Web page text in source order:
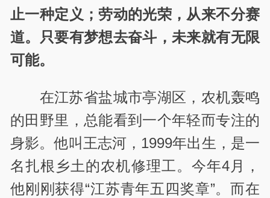
止一种定义；劳动的光荣，从来不分赛
道。只要有梦想去奋斗，未来就有无限
可能。
在江苏省盐城市亭湖区，农机轰鸣
的田野里，总能看到一个年轻而专注的
身影。他叫王志河， 1999年出生，是一
名扎根乡土的农机修理工。今年4月，
他刚刚获得“江苏青年五四奖章”。而在